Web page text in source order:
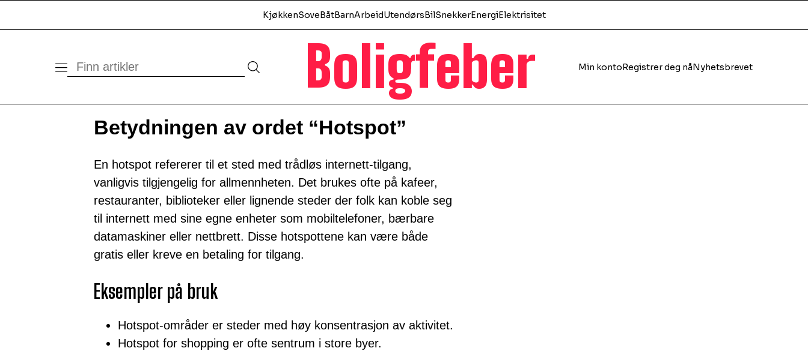
Boligfeber Min kontoRegistrer deg nåNyhetsbrevet
KjøkkenSoveBåtBarnArbeidUtendørsBilSnekkerEnergiElektrisitet
Betydningen av ordet “Hotspot”
En hotspot refererer til et sted med trådløs internett-tilgang,
vanligvis tilgjengelig for allmennheten. Det brukes ofte på kafeer,
restauranter, biblioteker eller lignende steder der folk kan koble seg
til internett med sine egne enheter som mobiltelefoner, bærbare
datamaskiner eller nettbrett. Disse hotspottene kan være både
gratis eller kreve en betaling for tilgang.
Eksempler på bruk
Hotspot-områder er steder med høy konsentrasjon av aktivitet.
Hotspot for shopping er ofte sentrum i store byer.